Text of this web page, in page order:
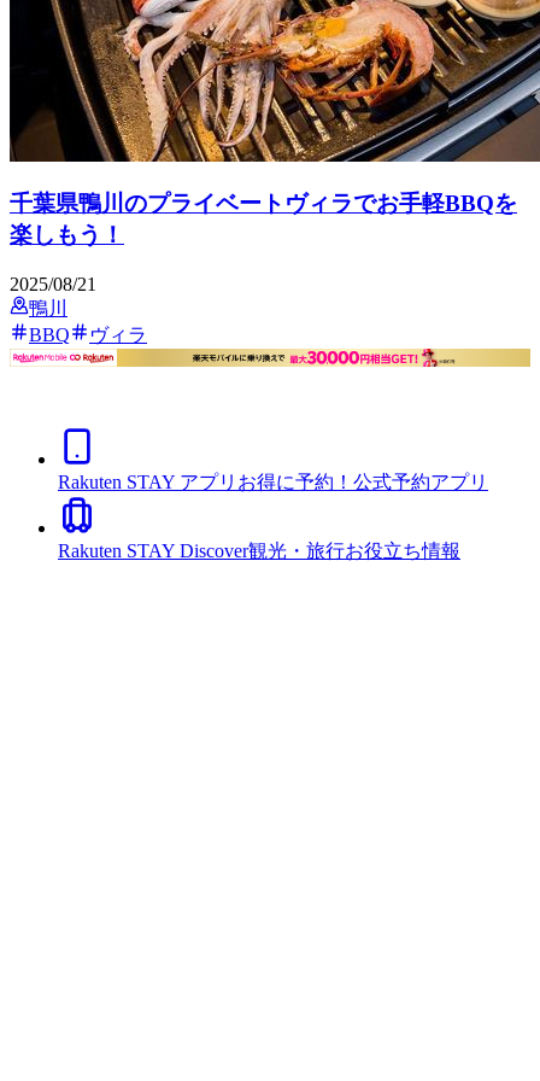
千葉県鴨川のプライベートヴィラでお手軽BBQを
楽しもう！
2025/08/21
鴨川
BBQ
ヴィラ
Rakuten STAY アプリ お得に予約！公式予約アプリ
Rakuten STAY Discover観光・旅行お役立ち情報